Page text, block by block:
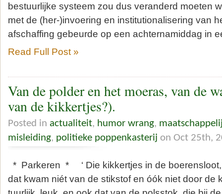
bestuurlijke systeem zou dus veranderd moeten
met de (her-)invoering en institutionalisering van
afschaffing gebeurde op een achternamiddag in
Read Full Post »
Van de polder en het moeras, van de
van de kikkertjes?).
Posted in actualiteit, humor wrang,
misleiding, politieke poppenkasterij on Oct 25th,
* Parkeren * ‘ Die kikkertjes in de
dat kwam niét van de stikstof en óók niet door de